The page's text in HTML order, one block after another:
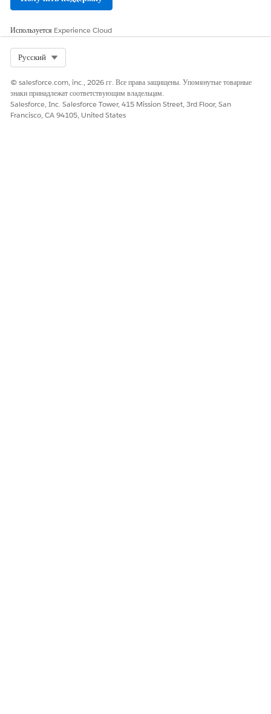
ошибки. Настройте настраиваемые пакетные задания для
посредством стандартных критериев фильтрации или
настройки выполнения в соответствии с бизнес-требованиями.
ЭТА СТАТЬЯ РЕШИЛА ВАШУ ПРОБЛЕМУ?
Используется Experience Cloud
Русский
© salesforce.com, inc., 2026 гг. Все права защищены. Упомянутые товарные
знаки принадлежат соответствующим владельцам.
Salesforce, Inc. Salesforce Tower, 415 Mission Street, 3rd Floor, San
Francisco, CA 94105, United States